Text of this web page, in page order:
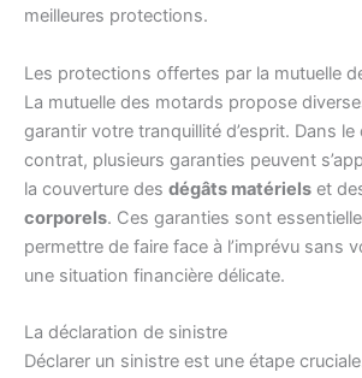
meilleures protections.
Les protections offertes par la mutuelle
La mutuelle des motards propose
garantir votre tranquillité d’esprit. Dans
contrat, plusieurs garanties peuvent
la couverture des dégâts matériels et
corporels. Ces garanties sont
permettre de faire face à l’imprévu sans
une situation financière délicate.
La déclaration de sinistre
Déclarer un sinistre est une étape